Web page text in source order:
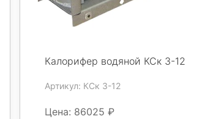
Калорифер водяной КСк 3-12
Артикул: КСк 3-12
Цена: 86025 ₽